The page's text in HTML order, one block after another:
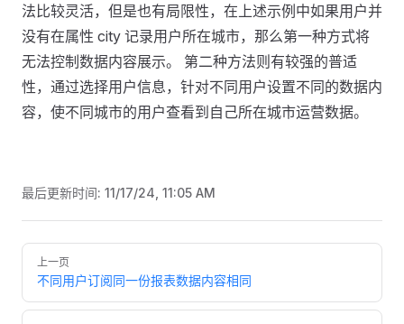
法比较灵活，但是也有局限性，在上述示例中如果用户并
没有在属性 city 记录用户所在城市，那么第一种方式将
无法控制数据内容展示。 第二种方法则有较强的普适
性，通过选择用户信息，针对不同用户设置不同的数据内
容，使不同城市的用户查看到自己所在城市运营数据。
最后更新时间: 11/17/24, 11:05 AM
Pager
上一页
不同用户订阅同一份报表数据内容相同